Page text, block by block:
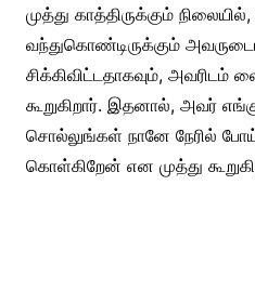
முத்து காத்திருக்கும்
வந்துகொண்டிருக்கும்
சிக்கிவிட்டதாகவும்,
கூறுகிறார். இதனால், அவர்
சொல்லுங்கள் நானே நேரில்
கொள்கிறேன் என முத்து